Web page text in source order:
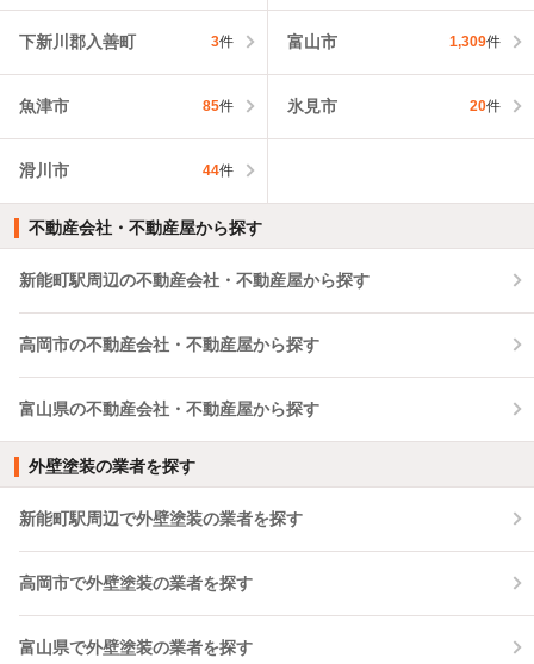
下新川郡入善町 3件 富山市 1,309件
魚津市 85件 氷見市 20件
滑川市 44件
不動産会社・不動産屋から探す
新能町駅周辺の不動産会社・不動産屋から探す
高岡市の不動産会社・不動産屋から探す
富山県の不動産会社・不動産屋から探す
外壁塗装の業者を探す
新能町駅周辺で外壁塗装の業者を探す
高岡市で外壁塗装の業者を探す
富山県で外壁塗装の業者を探す